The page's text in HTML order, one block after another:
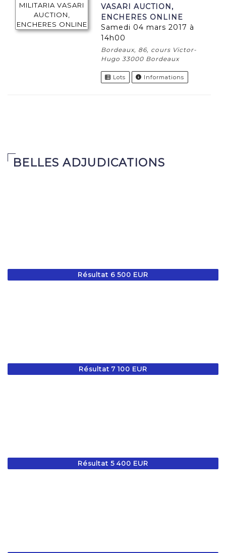
VASARI AUCTION,
ENCHERES ONLINE
samedi 04 mars 2017 à
14h00
Bordeaux, 86, cours Victor-
Hugo 33000 Bordeaux
Lots Informations
BELLES ADJUDICATIONS
Résultat 6 500 EUR
Résultat 7 100 EUR
Résultat 5 400 EUR